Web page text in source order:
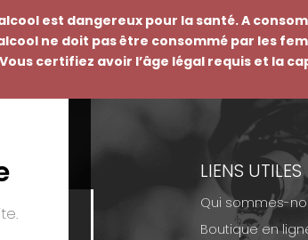
est dangereux pour la santé. A
ne doit pas être consommé par les
certifiez avoir l’âge légal requis et la
LIENS UTILES
Qui sommes-
Boutique en